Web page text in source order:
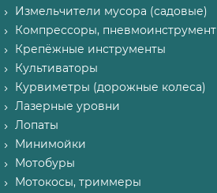
Измельчители мусора (садовые)
Компрессоры, пневмоинструмент
Крепёжные инструменты
Культиваторы
Курвиметры (дорожные колеса)
Лазерные уровни
Лопаты
Минимойки
Мотобуры
Мотокосы, триммеры